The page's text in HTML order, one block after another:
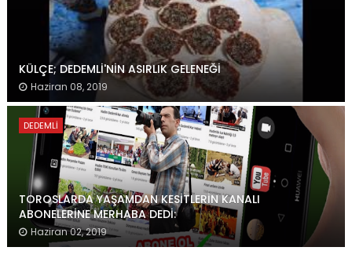
KÜLÇE; DEDEMLİ'NİN ASIRLIK GELENEĞİ
Haziran 08, 2019
DEDEMLI
TOROSLARDA YAŞAMDAN KESİTLERİN KANALI
ABONELERİNE MERHABA DEDİ:
Haziran 02, 2019